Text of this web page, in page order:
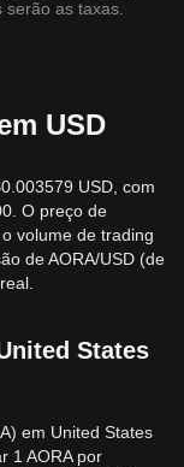
as taxas.
USD
USD, com
O preço de
volume de trading
de AORA/USD (de
States
em United States
1 AORA por